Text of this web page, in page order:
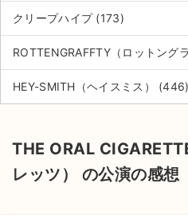
クリープハイプ (173)
ROTTENGRAFFTY（ロットング
HEY-SMITH（ヘイスミス） (446)
THE ORAL
レッツ） の公演の感想